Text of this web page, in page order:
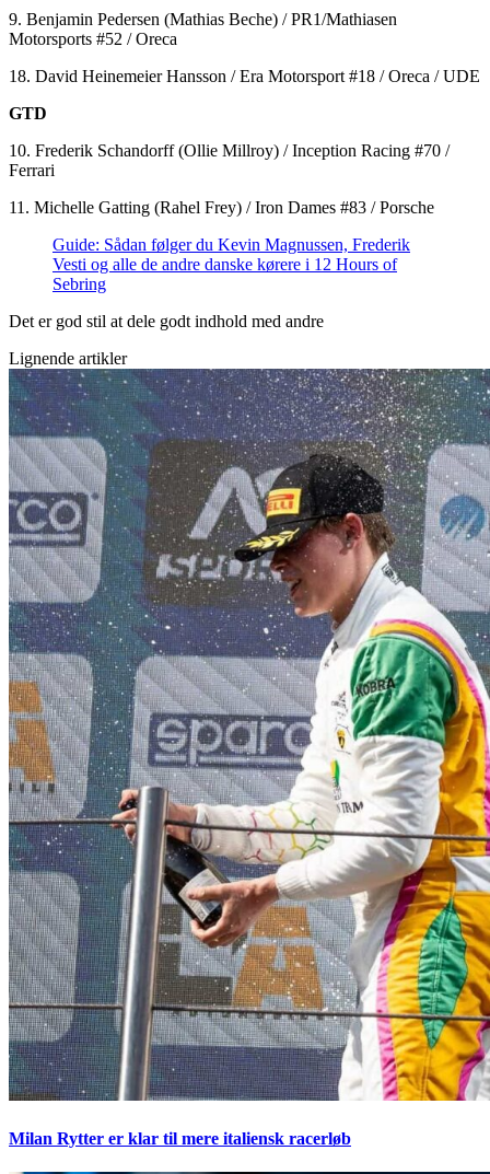
9. Benjamin Pedersen (Mathias Beche) / PR1/Mathiasen
Motorsports #52 / Oreca
18. David Heinemeier Hansson / Era Motorsport #18 / Oreca / UDE
GTD
10. Frederik Schandorff (Ollie Millroy) / Inception Racing #70 /
Ferrari
11. Michelle Gatting (Rahel Frey) / Iron Dames #83 / Porsche
Guide: Sådan følger du Kevin Magnussen, Frederik
Vesti og alle de andre danske kørere i 12 Hours of
Sebring
Det er god stil at dele godt indhold med andre
Lignende artikler
Milan Rytter er klar til mere italiensk racerløb